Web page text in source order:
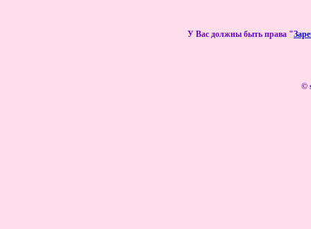
У Вас должны быть права "
©